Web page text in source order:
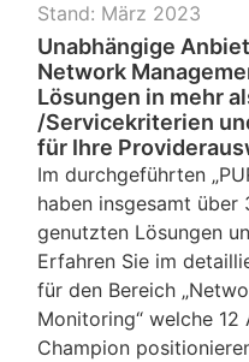
Stand: März 2023
Unabhängige
Network
Lösungen in mehr
/Servicekriterien
für Ihre
Im durchgeführten
haben insgesamt
genutzten Lösungen
Erfahren Sie im
für den Bereich
Monitoring“ welche 12
Champion